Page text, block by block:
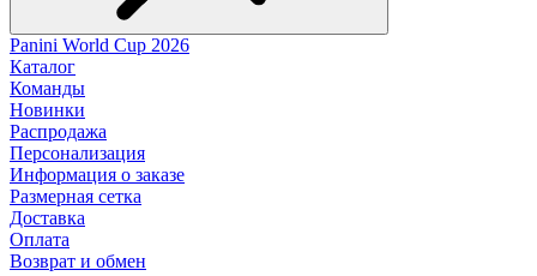
Panini World Cup 2026
Каталог
Команды
Новинки
Распродажа
Персонализация
Информация о заказе
Размерная сетка
Доставка
Оплата
Возврат и обмен